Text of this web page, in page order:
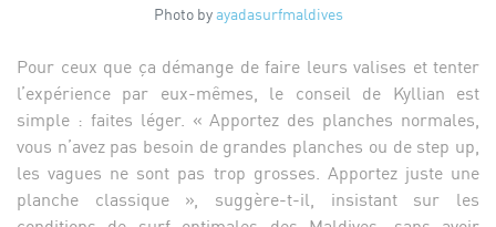
Photo byayadasurfmaldives
Pour ceux que ça démange de faire leurs valises et tenter
l’expérience par eux-mêmes, le conseil de Kyllian est
simple : faites léger. « Apportez des planches normales,
vous n’avez pas besoin de grandes planches ou de step up,
les vagues ne sont pas trop grosses. Apportez juste une
planche classique », suggère-t-il, insistant sur les